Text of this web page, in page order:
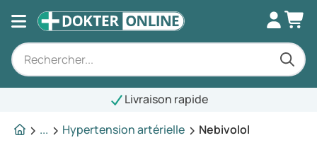
Livraison rapide
...
Hypertension artérielle Nebivolol